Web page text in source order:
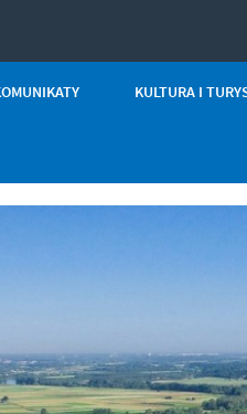
KULTURA I